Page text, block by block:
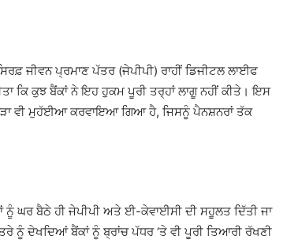
ਜੀਵਨ ਪ੍ਰਮਾਣ ਪੱਤਰ (ਜੇਪੀਪੀ) ਰਾਹੀਂ ਡਿਜੀਟਲ ਲਾਈਫ
ਕਿ ਕੁਝ ਬੈਂਕਾਂ ਨੇ ਇਹ ਹੁਕਮ ਪੂਰੀ ਤਰ੍ਹਾਂ ਲਾਗੂ ਨਹੀਂ ਕੀਤੇ। ਇਸ
ਵੀ ਮੁਹੱਈਆ ਕਰਵਾਇਆ ਗਿਆ ਹੈ, ਜਿਸਨੂੰ ਪੈਨਸ਼ਨਰਾਂ ਤੱਕ
ਨੂੰ ਘਰ ਬੈਠੇ ਹੀ ਜੇਪੀਪੀ ਅਤੇ ਈ-ਕੇਵਾਈਸੀ ਦੀ ਸਹੂਲਤ ਦਿੱਤੀ ਜਾ
ਨੂੰ ਦੇਖਦਿਆਂ ਬੈਂਕਾਂ ਨੂੰ ਬ੍ਰਾਂਚ ਪੱਧਰ ‘ਤੇ ਵੀ ਪੂਰੀ ਤਿਆਰੀ ਰੱਖਣੀ